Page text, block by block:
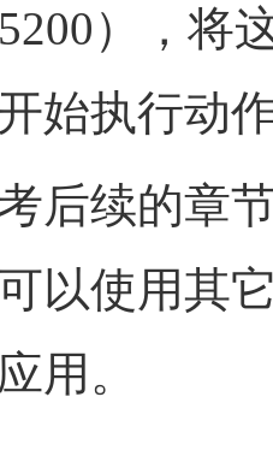
），将
始执行动
后续的章
以使用其
用。